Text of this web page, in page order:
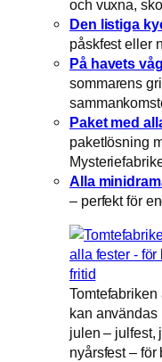
och vuxna,
Den listiga
påskfest eller
På havets
sommarens
Paket med
paketlösning
Alla
– perfekt för
kan
julen – julfest,
nyårsfest –